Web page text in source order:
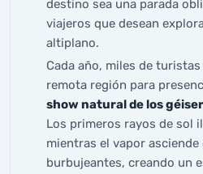
destino sea una parada
viajeros que desean
altiplano.
Cada año, miles de
remota región para
show natural de los
Los primeros rayos de sol
mientras el vapor
burbujeantes, creando un